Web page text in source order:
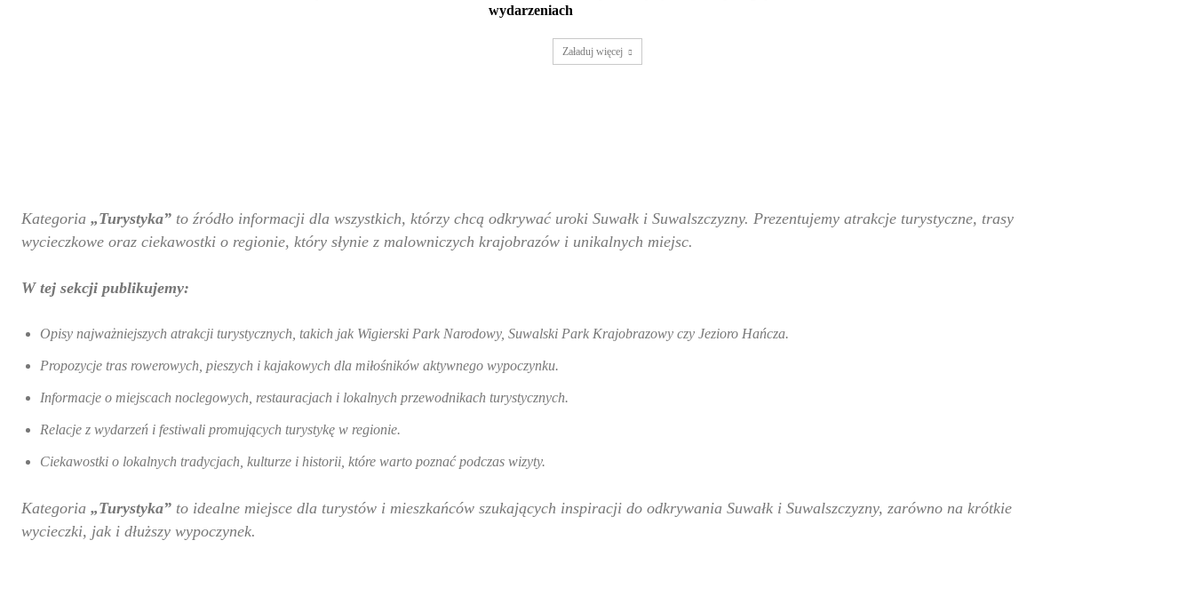
wydarzeniach
Załaduj więcej
Kategoria „Turystyka” to źródło informacji dla wszystkich, którzy chcą odkrywać uroki Suwałk i Suwalszczyzny. Prezentujemy atrakcje turystyczne, trasy
wycieczkowe oraz ciekawostki o regionie, który słynie z malowniczych krajobrazów i unikalnych miejsc.
W tej sekcji publikujemy:
Opisy najważniejszych atrakcji turystycznych, takich jak Wigierski Park Narodowy, Suwalski Park Krajobrazowy czy Jezioro Hańcza.
Propozycje tras rowerowych, pieszych i kajakowych dla miłośników aktywnego wypoczynku.
Informacje o miejscach noclegowych, restauracjach i lokalnych przewodnikach turystycznych.
Relacje z wydarzeń i festiwali promujących turystykę w regionie.
Ciekawostki o lokalnych tradycjach, kulturze i historii, które warto poznać podczas wizyty.
Kategoria „Turystyka” to idealne miejsce dla turystów i mieszkańców szukających inspiracji do odkrywania Suwałk i Suwalszczyzny, zarówno na krótkie
wycieczki, jak i dłuższy wypoczynek.